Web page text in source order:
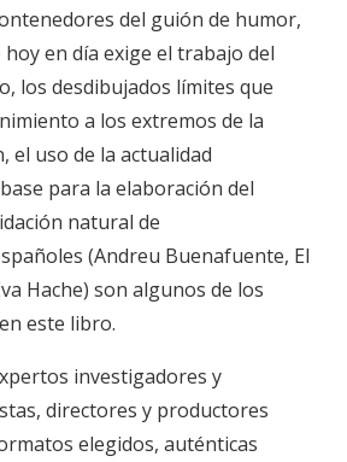
del guión de humor,
en día exige el trabajo del
los desdibujados límites que
a los extremos de la
el uso de la actualidad
para la elaboración del
natural de
(Andreu Buenafuente, El
Hache) son algunos de los
este libro.
investigadores y
directores y productores
elegidos, auténticas